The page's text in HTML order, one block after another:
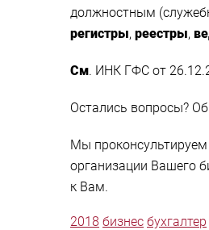
должностным
регистры, реестры,
См. ИНК ГФС от
Остались вопросы?
Мы
организации Вашего
к Вам.
2018 бизнес бухгалтер